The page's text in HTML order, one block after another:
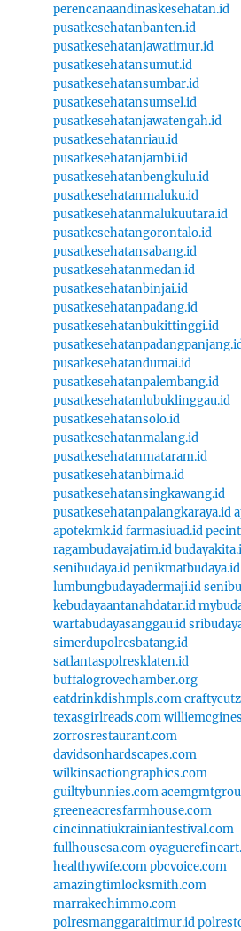
perencanaandinaskesehatan.id
pusatkesehatanbanten.id
pusatkesehatanjawatimur.id
pusatkesehatansumut.id
pusatkesehatansumbar.id
pusatkesehatansumsel.id
pusatkesehatanjawatengah.id
pusatkesehatanriau.id
pusatkesehatanjambi.id
pusatkesehatanbengkulu.id
pusatkesehatanmaluku.id
pusatkesehatanmalukuutara.id
pusatkesehatangorontalo.id
pusatkesehatansabang.id
pusatkesehatanmedan.id
pusatkesehatanbinjai.id
pusatkesehatanpadang.id
pusatkesehatanbukittinggi.id
pusatkesehatandumai.id
pusatkesehatanpalembang.id
pusatkesehatanlubuklinggau.id
pusatkesehatansolo.id
pusatkesehatanmalang.id
pusatkesehatanmataram.id
pusatkesehatanbima.id
pusatkesehatansingkawang.id
pusatkesehatanpalangkaraya.id
apotekmk.idfarmasiuad.id
ragambudayajatim.id
senibudaya.idpenikmatbudaya.id
lumbungbudayadermaji.id
kebudayaantanahdatar.id
wartabudayasanggau.id
simerdupolresbatang.id
satlantaspolresklaten.id
buffalogrovechamber.org
eatdrinkdishmpls.com
texasgirlreads.com
zorrosrestaurant.com
davidsonhardscapes.com
wilkinsactiongraphics.com
guiltybunnies.com
greeneacresfarmhouse.com
cincinnatiukrainianfestival.com
fullhousesa.com
healthywife.compbcvoice.com
amazingtimlocksmith.com
marrakechimmo.com
polresmanggaraitimur.id